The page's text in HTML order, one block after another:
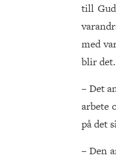
till
med
blir det.
– Det
arbete
på det
– Den